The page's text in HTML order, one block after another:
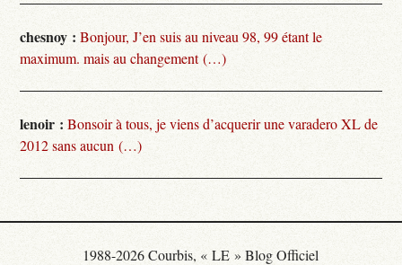
chesnoy : Bonjour, J’en suis au niveau 98, 99 étant le
maximum. mais au changement (…)
lenoir : Bonsoir à tous, je viens d’acquerir une varadero XL de
2012 sans aucun (…)
1988-2026 Courbis, « LE » Blog Officiel